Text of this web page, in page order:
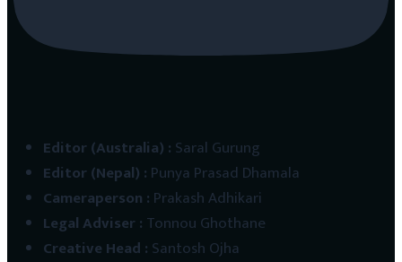
Editor (Australia) : Saral Gurung
Editor (Nepal) : Punya Prasad Dhamala
Cameraperson : Prakash Adhikari
Legal Adviser: Tonnou Ghothane
Creative Head : Santosh Ojha